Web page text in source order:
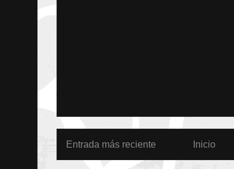
Entrada más reciente Inicio